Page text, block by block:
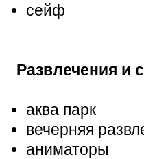
сейф
Развлечения и
аква парк
вечерняя
аниматоры